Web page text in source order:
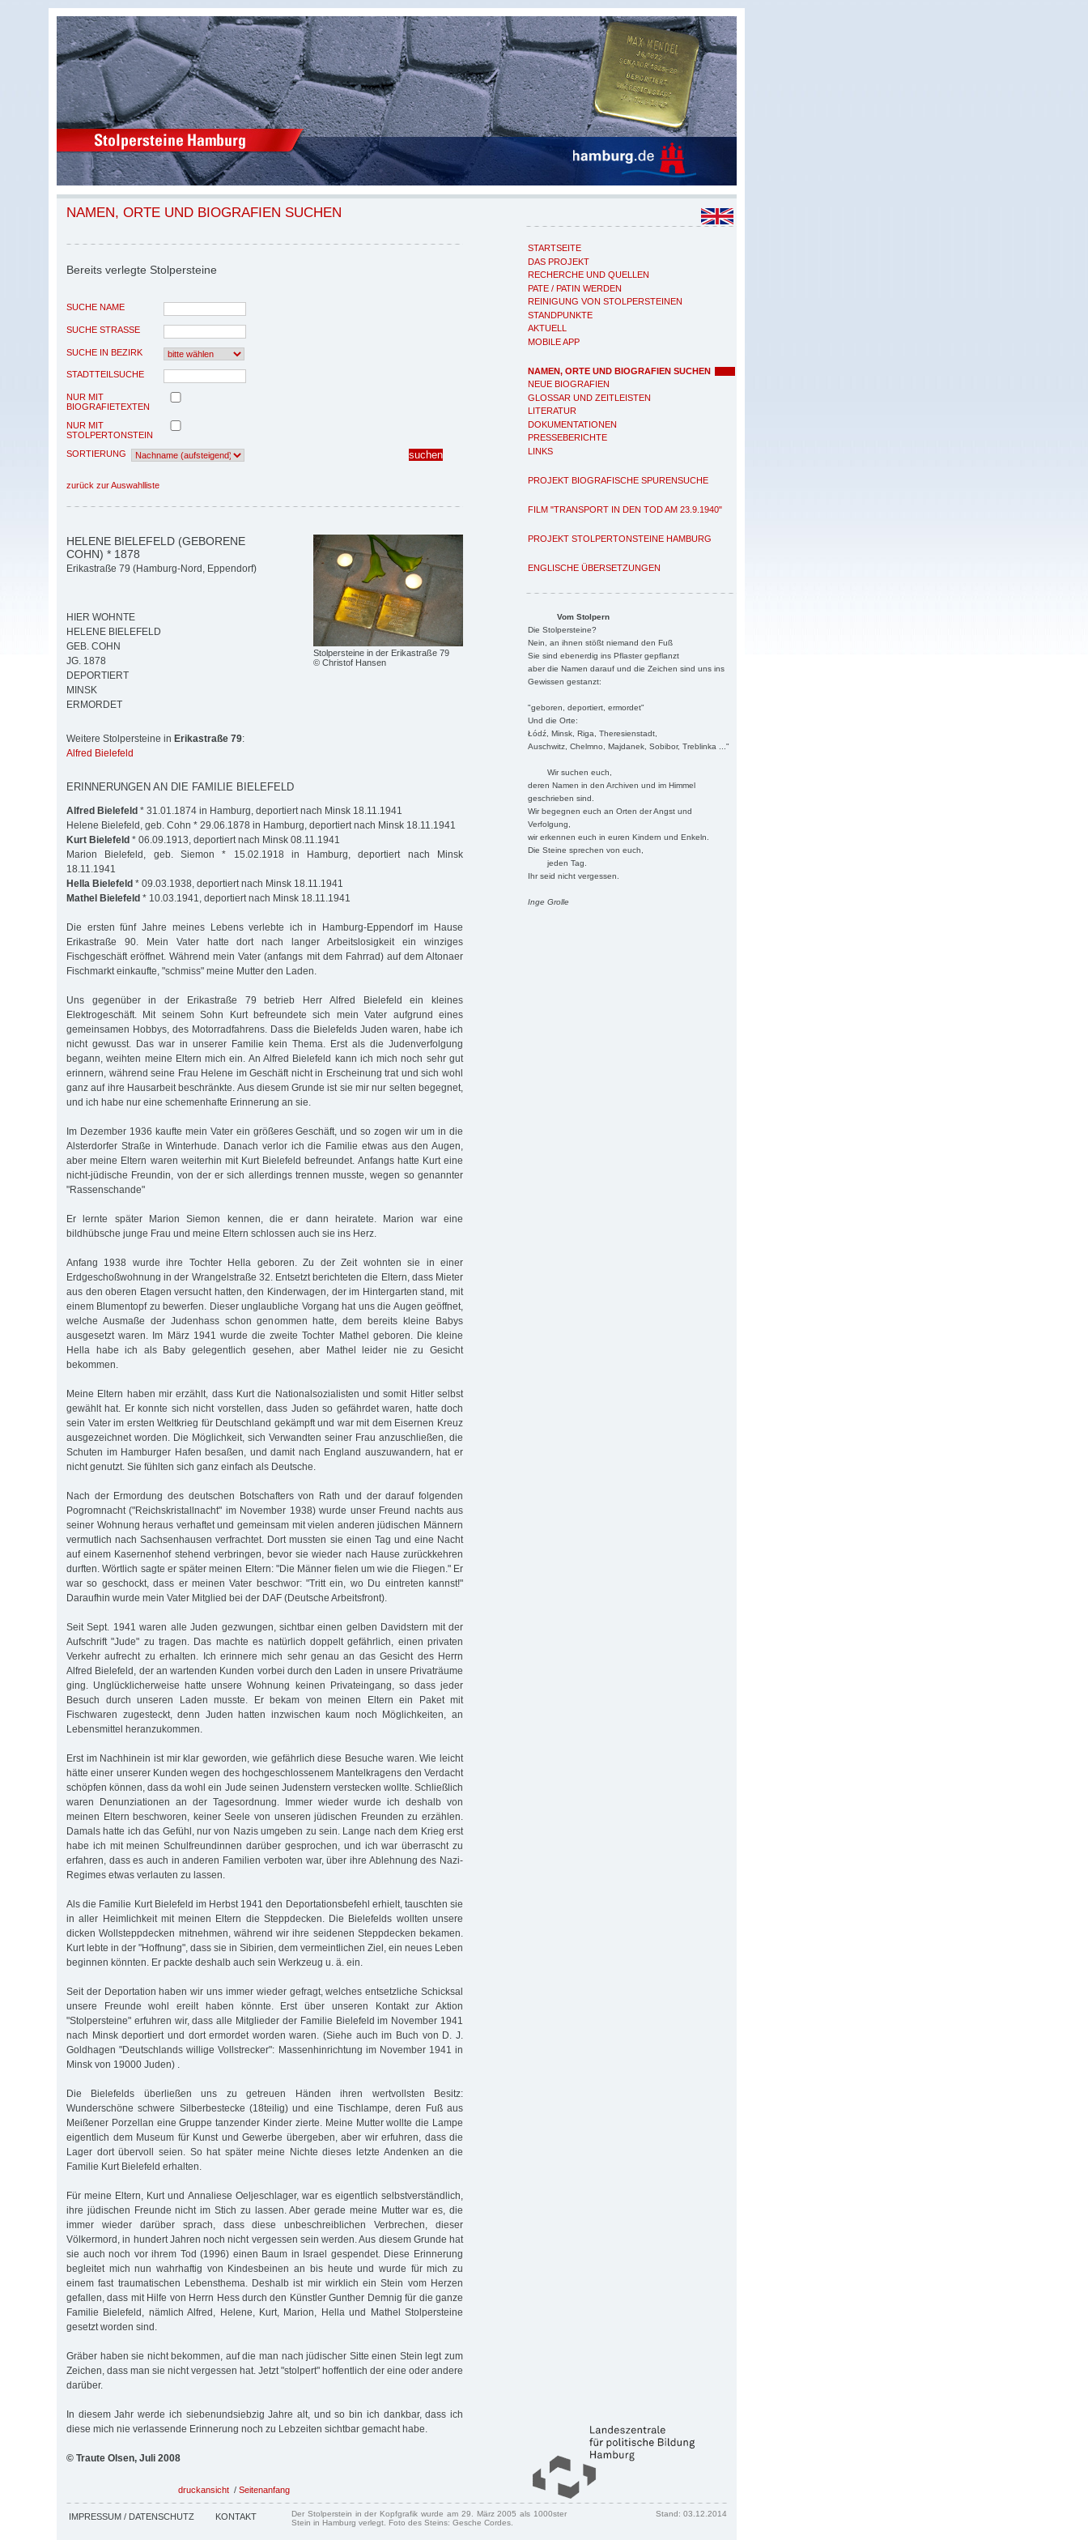
STARTSEITE
DAS PROJEKT
RECHERCHE UND QUELLEN
PATE / PATIN WERDEN
REINIGUNG VON STOLPERSTEINEN
STANDPUNKTE
AKTUELL
MOBILE APP
NAMEN, ORTE UND BIOGRAFIEN SUCHEN
NEUE BIOGRAFIEN
GLOSSAR UND ZEITLEISTEN
LITERATUR
DOKUMENTATIONEN
PRESSEBERICHTE
LINKS
PROJEKT BIOGRAFISCHE SPURENSUCHE
FILM "TRANSPORT IN DEN TOD AM 23.9.1940"
PROJEKT STOLPERTONSTEINE HAMBURG
ENGLISCHE ÜBERSETZUNGEN
Vom Stolpern
Die Stolpersteine?
Nein, an ihnen stößt niemand den Fuß
Sie sind ebenerdig ins Pflaster gepflanzt
aber die Namen darauf und die Zeichen sind uns ins
Gewissen gestanzt:
"geboren, deportiert, ermordet"
Und die Orte:
Łódź, Minsk, Riga, Theresienstadt,
Auschwitz, Chelmno, Majdanek, Sobibor, Treblinka ..."
Wir suchen euch,
deren Namen in den Archiven und im Himmel
geschrieben sind.
Wir begegnen euch an Orten der Angst und
Verfolgung,
wir erkennen euch in euren Kindern und Enkeln.
Die Steine sprechen von euch,
jeden Tag.
Ihr seid nicht vergessen.
Inge Grolle
NAMEN, ORTE UND BIOGRAFIEN SUCHEN
Bereits verlegte Stolpersteine
SUCHE NAME
SUCHE STRASSE
SUCHE IN BEZIRK
STADTTEILSUCHE
NUR MIT
BIOGRAFIETEXTEN
NUR MIT
STOLPERTONSTEIN
SORTIERUNG
zurück zur Auswahlliste
Stolpersteine in der Erikastraße 79
© Christof Hansen
HELENE BIELEFELD (GEBORENE
COHN) * 1878
Erikastraße 79 (Hamburg-Nord, Eppendorf)
HIER WOHNTE
HELENE BIELEFELD
GEB. COHN
JG. 1878
DEPORTIERT
MINSK
ERMORDET
Weitere Stolpersteine in Erikastraße 79:
Alfred Bielefeld
ERINNERUNGEN AN DIE FAMILIE BIELEFELD
Alfred Bielefeld * 31.01.1874 in Hamburg, deportiert nach Minsk 18.11.1941
Helene Bielefeld, geb. Cohn * 29.06.1878 in Hamburg, deportiert nach Minsk 18.11.1941
Kurt Bielefeld * 06.09.1913, deportiert nach Minsk 08.11.1941
Marion Bielefeld, geb. Siemon * 15.02.1918 in Hamburg, deportiert nach Minsk
18.11.1941
Hella Bielefeld * 09.03.1938, deportiert nach Minsk 18.11.1941
Mathel Bielefeld * 10.03.1941, deportiert nach Minsk 18.11.1941
Die ersten fünf Jahre meines Lebens verlebte ich in Hamburg-Eppendorf im Hause
Erikastraße 90. Mein Vater hatte dort nach langer Arbeitslosigkeit ein winziges
Fischgeschäft eröffnet. Während mein Vater (anfangs mit dem Fahrrad) auf dem Altonaer
Fischmarkt einkaufte, "schmiss" meine Mutter den Laden.
Uns gegenüber in der Erikastraße 79 betrieb Herr Alfred Bielefeld ein kleines
Elektrogeschäft. Mit seinem Sohn Kurt befreundete sich mein Vater aufgrund eines
gemeinsamen Hobbys, des Motorradfahrens. Dass die Bielefelds Juden waren, habe ich
nicht gewusst. Das war in unserer Familie kein Thema. Erst als die Judenverfolgung
begann, weihten meine Eltern mich ein. An Alfred Bielefeld kann ich mich noch sehr gut
erinnern, während seine Frau Helene im Geschäft nicht in Erscheinung trat und sich wohl
ganz auf ihre Hausarbeit beschränkte. Aus diesem Grunde ist sie mir nur selten begegnet,
und ich habe nur eine schemenhafte Erinnerung an sie.
Im Dezember 1936 kaufte mein Vater ein größeres Geschäft, und so zogen wir um in die
Alsterdorfer Straße in Winterhude. Danach verlor ich die Familie etwas aus den Augen,
aber meine Eltern waren weiterhin mit Kurt Bielefeld befreundet. Anfangs hatte Kurt eine
nicht-jüdische Freundin, von der er sich allerdings trennen musste, wegen so genannter
"Rassenschande"
Er lernte später Marion Siemon kennen, die er dann heiratete. Marion war eine
bildhübsche junge Frau und meine Eltern schlossen auch sie ins Herz.
Anfang 1938 wurde ihre Tochter Hella geboren. Zu der Zeit wohnten sie in einer
Erdgeschoßwohnung in der Wrangelstraße 32. Entsetzt berichteten die Eltern, dass Mieter
aus den oberen Etagen versucht hatten, den Kinderwagen, der im Hintergarten stand, mit
einem Blumentopf zu bewerfen. Dieser unglaubliche Vorgang hat uns die Augen geöffnet,
welche Ausmaße der Judenhass schon genommen hatte, dem bereits kleine Babys
ausgesetzt waren. Im März 1941 wurde die zweite Tochter Mathel geboren. Die kleine
Hella habe ich als Baby gelegentlich gesehen, aber Mathel leider nie zu Gesicht
bekommen.
Meine Eltern haben mir erzählt, dass Kurt die Nationalsozialisten und somit Hitler selbst
gewählt hat. Er konnte sich nicht vorstellen, dass Juden so gefährdet waren, hatte doch
sein Vater im ersten Weltkrieg für Deutschland gekämpft und war mit dem Eisernen Kreuz
ausgezeichnet worden. Die Möglichkeit, sich Verwandten seiner Frau anzuschließen, die
Schuten im Hamburger Hafen besaßen, und damit nach England auszuwandern, hat er
nicht genutzt. Sie fühlten sich ganz einfach als Deutsche.
Nach der Ermordung des deutschen Botschafters von Rath und der darauf folgenden
Pogromnacht ("Reichskristallnacht" im November 1938) wurde unser Freund nachts aus
seiner Wohnung heraus verhaftet und gemeinsam mit vielen anderen jüdischen Männern
vermutlich nach Sachsenhausen verfrachtet. Dort mussten sie einen Tag und eine Nacht
auf einem Kasernenhof stehend verbringen, bevor sie wieder nach Hause zurückkehren
durften. Wörtlich sagte er später meinen Eltern: "Die Männer fielen um wie die Fliegen." Er
war so geschockt, dass er meinen Vater beschwor: "Tritt ein, wo Du eintreten kannst!"
Daraufhin wurde mein Vater Mitglied bei der DAF (Deutsche Arbeitsfront).
Seit Sept. 1941 waren alle Juden gezwungen, sichtbar einen gelben Davidstern mit der
Aufschrift "Jude" zu tragen. Das machte es natürlich doppelt gefährlich, einen privaten
Verkehr aufrecht zu erhalten. Ich erinnere mich sehr genau an das Gesicht des Herrn
Alfred Bielefeld, der an wartenden Kunden vorbei durch den Laden in unsere Privaträume
ging. Unglücklicherweise hatte unsere Wohnung keinen Privateingang, so dass jeder
Besuch durch unseren Laden musste. Er bekam von meinen Eltern ein Paket mit
Fischwaren zugesteckt, denn Juden hatten inzwischen kaum noch Möglichkeiten, an
Lebensmittel heranzukommen.
Erst im Nachhinein ist mir klar geworden, wie gefährlich diese Besuche waren. Wie leicht
hätte einer unserer Kunden wegen des hochgeschlossenem Mantelkragens den Verdacht
schöpfen können, dass da wohl ein Jude seinen Judenstern verstecken wollte. Schließlich
waren Denunziationen an der Tagesordnung. Immer wieder wurde ich deshalb von
meinen Eltern beschworen, keiner Seele von unseren jüdischen Freunden zu erzählen.
Damals hatte ich das Gefühl, nur von Nazis umgeben zu sein. Lange nach dem Krieg erst
habe ich mit meinen Schulfreundinnen darüber gesprochen, und ich war überrascht zu
erfahren, dass es auch in anderen Familien verboten war, über ihre Ablehnung des Nazi-
Regimes etwas verlauten zu lassen.
Als die Familie Kurt Bielefeld im Herbst 1941 den Deportationsbefehl erhielt, tauschten sie
in aller Heimlichkeit mit meinen Eltern die Steppdecken. Die Bielefelds wollten unsere
dicken Wollsteppdecken mitnehmen, während wir ihre seidenen Steppdecken bekamen.
Kurt lebte in der "Hoffnung", dass sie in Sibirien, dem vermeintlichen Ziel, ein neues Leben
beginnen könnten. Er packte deshalb auch sein Werkzeug u. ä. ein.
Seit der Deportation haben wir uns immer wieder gefragt, welches entsetzliche Schicksal
unsere Freunde wohl ereilt haben könnte. Erst über unseren Kontakt zur Aktion
"Stolpersteine" erfuhren wir, dass alle Mitglieder der Familie Bielefeld im November 1941
nach Minsk deportiert und dort ermordet worden waren. (Siehe auch im Buch von D. J.
Goldhagen "Deutschlands willige Vollstrecker": Massenhinrichtung im November 1941 in
Minsk von 19000 Juden) .
Die Bielefelds überließen uns zu getreuen Händen ihren wertvollsten Besitz:
Wunderschöne schwere Silberbestecke (18teilig) und eine Tischlampe, deren Fuß aus
Meißener Porzellan eine Gruppe tanzender Kinder zierte. Meine Mutter wollte die Lampe
eigentlich dem Museum für Kunst und Gewerbe übergeben, aber wir erfuhren, dass die
Lager dort übervoll seien. So hat später meine Nichte dieses letzte Andenken an die
Familie Kurt Bielefeld erhalten.
Für meine Eltern, Kurt und Annaliese Oeljeschlager, war es eigentlich selbstverständlich,
ihre jüdischen Freunde nicht im Stich zu lassen. Aber gerade meine Mutter war es, die
immer wieder darüber sprach, dass diese unbeschreiblichen Verbrechen, dieser
Völkermord, in hundert Jahren noch nicht vergessen sein werden. Aus diesem Grunde hat
sie auch noch vor ihrem Tod (1996) einen Baum in Israel gespendet. Diese Erinnerung
begleitet mich nun wahrhaftig von Kindesbeinen an bis heute und wurde für mich zu
einem fast traumatischen Lebensthema. Deshalb ist mir wirklich ein Stein vom Herzen
gefallen, dass mit Hilfe von Herrn Hess durch den Künstler Gunther Demnig für die ganze
Familie Bielefeld, nämlich Alfred, Helene, Kurt, Marion, Hella und Mathel Stolpersteine
gesetzt worden sind.
Gräber haben sie nicht bekommen, auf die man nach jüdischer Sitte einen Stein legt zum
Zeichen, dass man sie nicht vergessen hat. Jetzt "stolpert" hoffentlich der eine oder andere
darüber.
In diesem Jahr werde ich siebenundsiebzig Jahre alt, und so bin ich dankbar, dass ich
diese mich nie verlassende Erinnerung noch zu Lebzeiten sichtbar gemacht habe.
© Traute Olsen, Juli 2008
druckansicht / Seitenanfang
IMPRESSUM / DATENSCHUTZ KONTAKT
Der Stolperstein in der Kopfgrafik wurde am 29. März 2005 als 1000ster
Stein in Hamburg verlegt. Foto des Steins: Gesche Cordes.
Stand: 03.12.2014